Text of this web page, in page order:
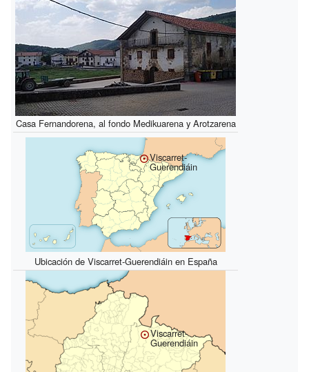
Casa Fernandorena, al fondo Medikuarena y Arotzarena
Viscarret-
Guerendiáin
Ubicación de Viscarret-Guerendiáin en España
Viscarret-
Guerendiáin